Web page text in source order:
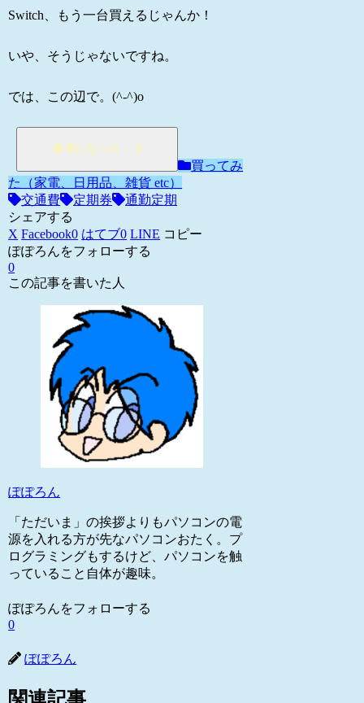
Switch、もう一台買えるじゃんか！
いや、そうじゃないですね。
では、この辺で。(^-^)o
買ってみ
た（家電、日用品、雑貨 etc）
交通費
定期券
通勤定期
シェアする
X Facebook0 はてブ0 LINE コピー
ぽぽろんをフォローする
0
この記事を書いた人
ぽぽろん
「ただいま」の挨拶よりもパソコンの電
源を入れる方が先なパソコンおたく。プ
ログラミングもするけど、パソコンを触
っていること自体が趣味。
ぽぽろんをフォローする
0
ぽぽろん